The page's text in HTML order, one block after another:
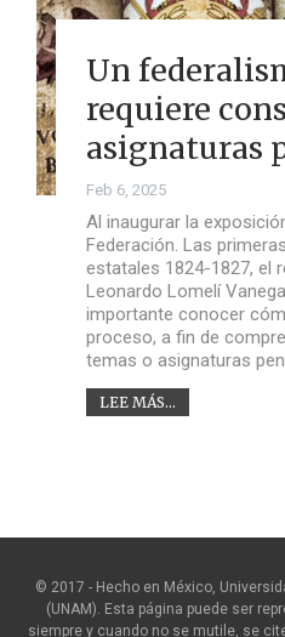
Un
requiere
asignaturas
Feb 6, 2025
Al inaugurar la
Federación. Las
estatales 1824-1827, el
Leonardo Lomelí
importante conocer
proceso, a fin de
temas o asignaturas
LEE MÁS...
© 2017 - Hecho en México,
(UNAM). Esta página puede ser
siempre y cuando no se mutile, se